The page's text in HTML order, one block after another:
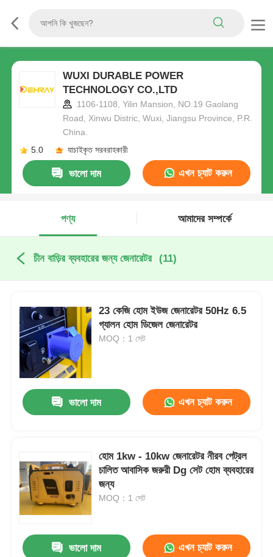
WUXI DURABLE POWER
TECHNOLOGY CO.,LTD
1106-1108, Yilin Mansion, NO.19 Gaolang
Road, Xinwu Distric, Wuxi, Jiangsu Province, P.R.
China.
5.0
যাচাইকৃত সরবরাহকারী
ভালো দাম এখন চ্যাট করুন
পণ্য আমাদের সম্পর্কে
চীন বাড়ির ব্যবহারের জন্য জেনারেটর (11)
23 কেজি হোম ইউজ জেনারেটর 50Hz 6.5
গ্যালন হোম ডিজেল জেনারেটর
MOQ：1 সেট
ভালো দাম এখন চ্যাট করুন
হোম 1kw - 10kw জেনারেটর নীরব পেট্রল
চালিত আবাসিক জরুরী Dg সেট হোম ব্যবহারের
জন্য
MOQ：1 সেট
ভালো দাম এখন চ্যাট করুন